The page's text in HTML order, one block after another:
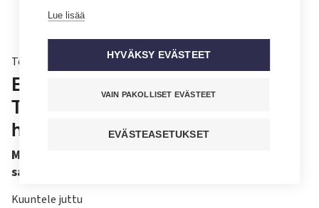
Töissä
Etävastaanottoa pitävä hoitaja:
Tämä on superpaljon perinteistä
helpompaa
Meidän täytyy olla kilpailukykyisiä soten tullessa,
sanoo virtuaalisairaanhoitaja Anne Laine.
Kuuntele juttu
Lue lisää
HYVÄKSY EVÄSTEET
VAIN PAKOLLISET EVÄSTEET
EVÄSTEASETUKSET